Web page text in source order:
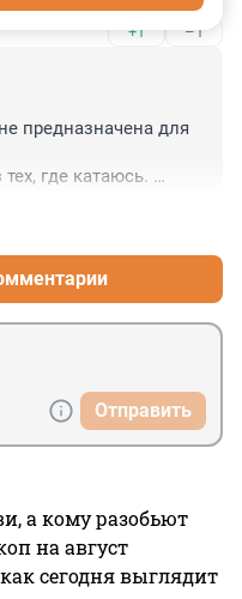
+1 –1
предназначена для
где катаюсь.
Отправить
а кому разобьют
на август
сегодня выглядит